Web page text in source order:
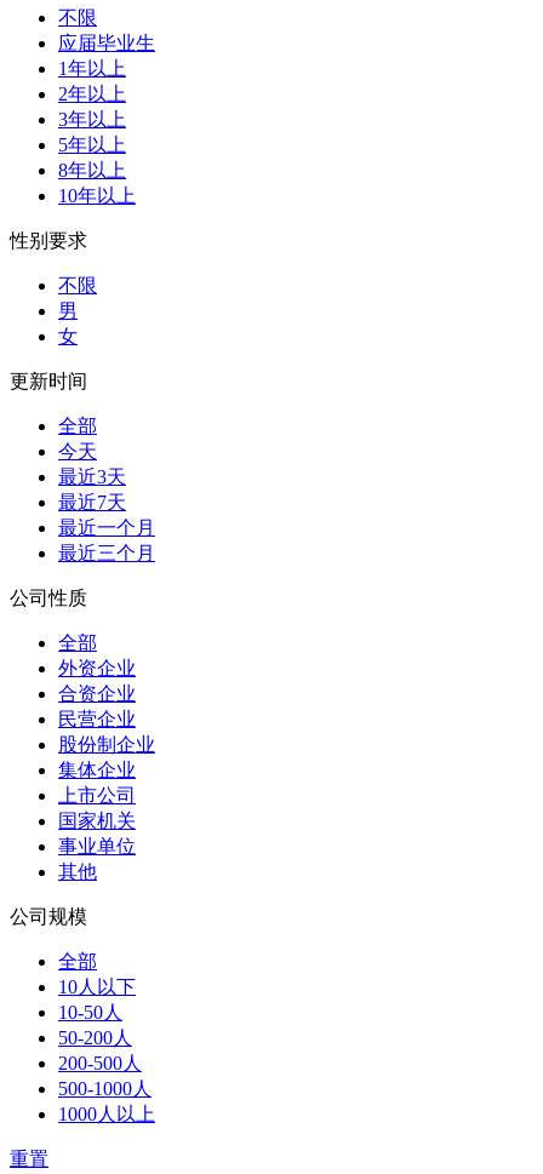
不限
应届毕业生
1年以上
2年以上
3年以上
5年以上
8年以上
10年以上
性别要求
不限
男
女
更新时间
全部
今天
最近3天
最近7天
最近一个月
最近三个月
公司性质
全部
外资企业
合资企业
民营企业
股份制企业
集体企业
上市公司
国家机关
事业单位
其他
公司规模
全部
10人以下
10-50人
50-200人
200-500人
500-1000人
1000人以上
重置